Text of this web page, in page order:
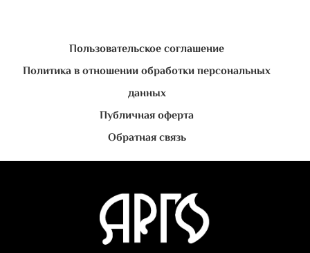
Пользовательское соглашение
Политика в отношении обработки персональных
данных
Публичная оферта
Обратная связь